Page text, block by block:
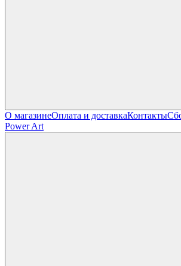
О магазинеОплата и доставкаКонтакты
Power Art